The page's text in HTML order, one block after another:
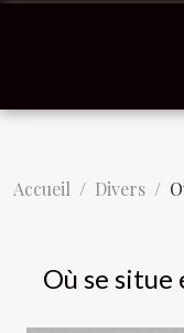
Accueil Divers
Où se situe